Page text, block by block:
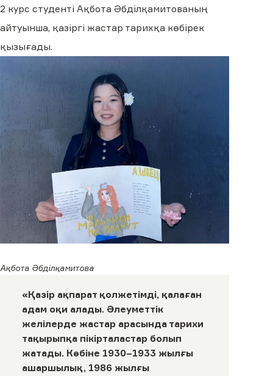
2 курс студенті Ақбота Әбділқамитованың
айтуынша, қазіргі жастар тарихқа көбірек
қызығады.
Ақбота Әбділқамитова
«Қазір ақпарат қолжетімді, қалаған
адам оқи алады. Әлеуметтік
желілерде жастар арасында тарихи
тақырыпқа пікірталастар болып
жатады. Көбіне 1930–1933 жылғы
ашаршылық, 1986 жылғы